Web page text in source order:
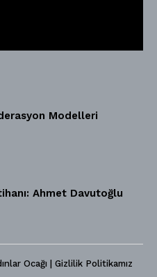
Modelleri
Ahmet Davutoğlu
Ocağı | Gizlilik Politikamız